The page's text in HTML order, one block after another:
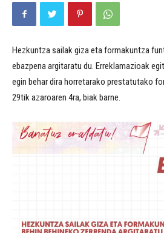
Hezkuntza sailak giza eta formakuntza
ebazpena argitaratu du. Erreklamazioak
egin behar dira horretarako prestatutako
29tik azaroaren 4ra, biak barne.